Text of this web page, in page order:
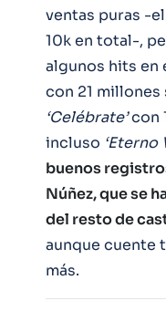
ventas puras -
10k en total-,
algunos hits en
con 21 millones
‘Celébrate’con
incluso ‘Eterno
buenos
Núñez, que se
del resto de
aunque cuente
más.